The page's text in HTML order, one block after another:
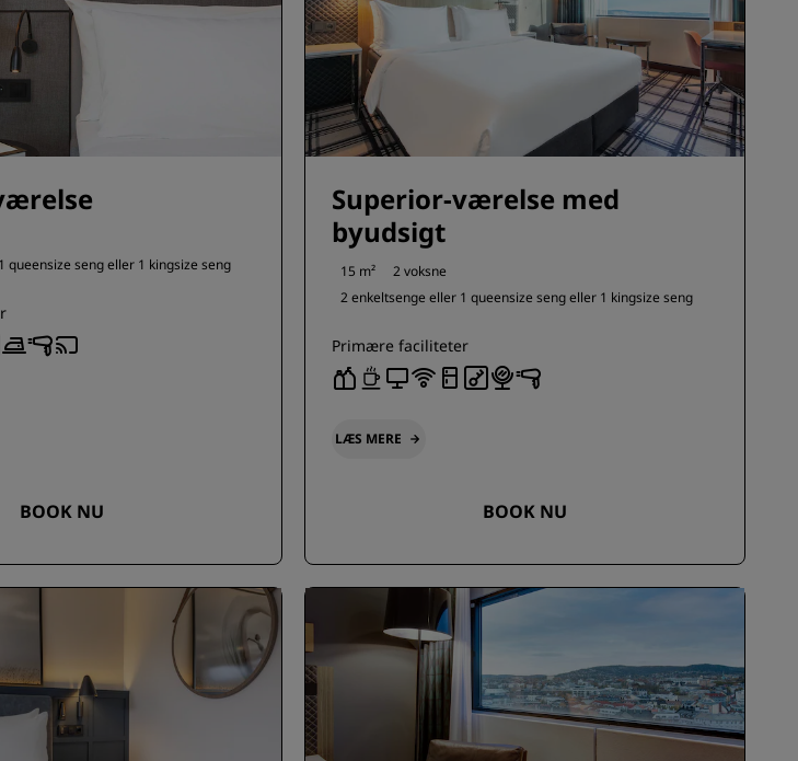
1 queensize seng eller 1 kingsize seng
BOOK NU
Superior-værelse med
byudsigt
15 m²
2 voksne
2 enkeltsenge eller 1 queensize seng eller 1 kingsize seng
Primære faciliteter
LÆS MERE
BOOK NU